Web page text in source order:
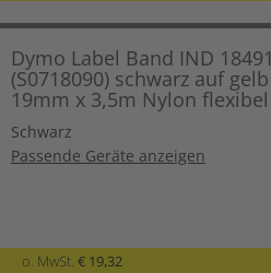
Dymo Label Band IND 18491
(S0718090) schwarz auf gelb
19mm x 3,5m Nylon flexibel
Schwarz
Passende Geräte anzeigen
o. MwSt. € 19,32